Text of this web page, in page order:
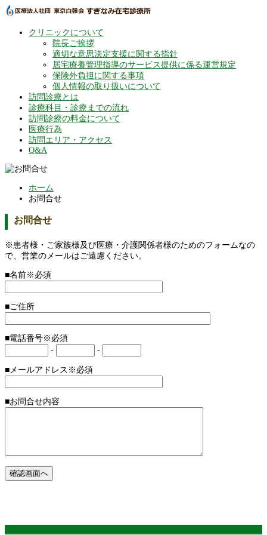
クリニックについて
院長ご挨拶
適切な意思決定支援に関する指針
居宅療養管理指導のサービス提供に係る運営規定
保険外負担に関する事項
個人情報の取り扱いについて
訪問診療とは
診療科目・診療までの流れ
訪問診療の料金について
医療行為
訪問エリア・アクセス
Q&A
ホーム
お問合せ
お問合せ
※患者様・ご家族様及び医療・介護関係者様のためのフォームなの
で、営業のメールはご遠慮ください。
■名前※必須
■ご住所
■電話番号※必須
-
-
■メールアドレス ※必須
■お問合せ内容
確認画面へ